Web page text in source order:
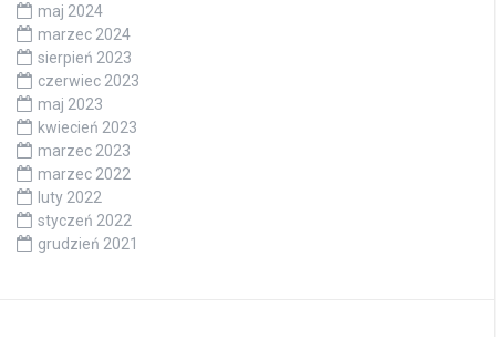
maj 2024
marzec 2024
sierpień 2023
czerwiec 2023
maj 2023
kwiecień 2023
marzec 2023
marzec 2022
luty 2022
styczeń 2022
grudzień 2021